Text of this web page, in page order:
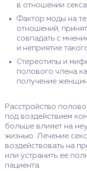
в отношении
Фактор моды на
отношений,
совпадать с
и неприятие
Стереотипы и
полового члена
получение
Расстройство
под воздействием
больше влияет на
жизнью. Лечение
воздействовать на
или устранить ее
пациента.